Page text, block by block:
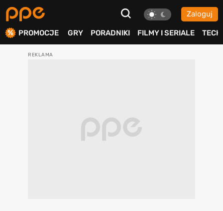
Zaloguj
PROMOCJE GRY PORADNIKI FILMY I SERIALE TECH